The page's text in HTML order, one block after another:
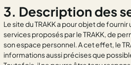
3. Description des
Le site du TRAKK a pour objet de
services proposés par le TRAKK, de
son espace personnel. A cet effet, le
informations aussi précises que